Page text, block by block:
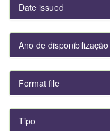
Date issued
Ano de disponibilização
Format file
Tipo